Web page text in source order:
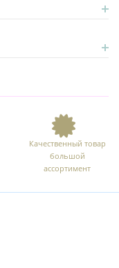
Качественный товар
большой
ассортимент